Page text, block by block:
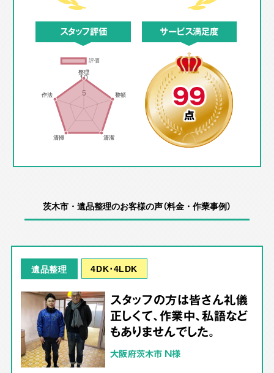
スタッフ評価 サービス満足度
99
点
茨木市・遺品整理のお客様の声（料金・作業事例）
遺品整理 4DK･4LDK
スタッフの方は皆さん礼儀
正しくて、作業中、私語など
もありませんでした。
大阪府茨木市 N様